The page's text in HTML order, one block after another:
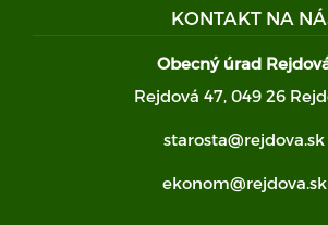
KONTAKT NA
Obecný úrad
Rejdová 47, 049 26
starosta@rejdova.sk
ekonom@rejdova.sk